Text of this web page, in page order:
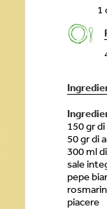
1
150 gr
50 gr di
300 ml
sale
pepe
piacere